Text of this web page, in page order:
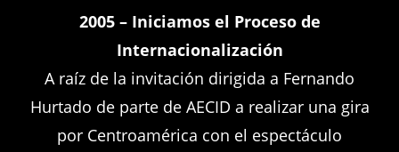
2005 – Iniciamos el Proceso de
Internacionalización
A raíz de la invitación dirigida a Fernando
Hurtado de parte de AECID a realizar una gira
por Centroamérica con el espectáculo